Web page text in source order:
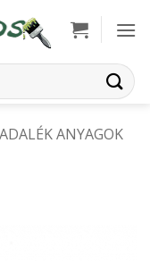
ADALÉK ANYAGOK